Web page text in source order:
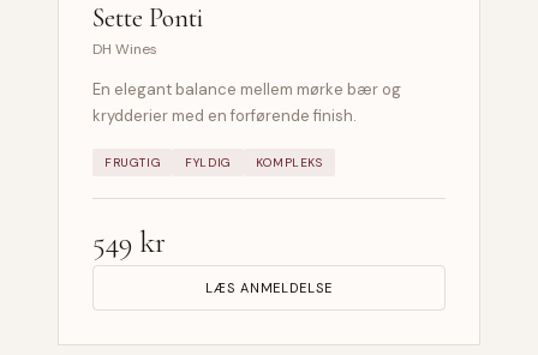
Sette Ponti
DH Wines
En elegant balance mellem mørke bær og
krydderier med en forførende finish.
FRUGTIG FYLDIG KOMPLEKS
549 kr
LÆS ANMELDELSE